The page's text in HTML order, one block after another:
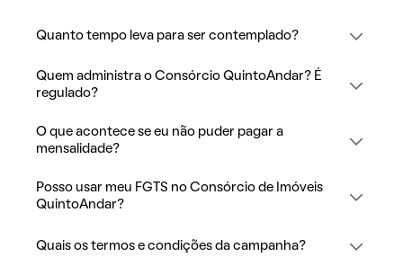
Quanto tempo leva para ser contemplado?
Quem administra o Consórcio QuintoAndar? É
regulado?
O que acontece se eu não puder pagar a
mensalidade?
Posso usar meu FGTS no Consórcio de Imóveis
QuintoAndar?
Quais os termos e condições da campanha?